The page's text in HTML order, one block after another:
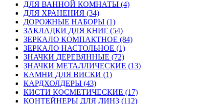
ДЛЯ ВАННОЙ КОМНАТЫ (4)
ДЛЯ ХРАНЕНИЯ (34)
ДОРОЖНЫЕ НАБОРЫ (1)
ЗАКЛАДКИ ДЛЯ КНИГ (54)
ЗЕРКАЛО КОМПАКТНОЕ (84)
ЗЕРКАЛО НАСТОЛЬНОЕ (1)
ЗНАЧКИ ДЕРЕВЯННЫЕ (72)
ЗНАЧКИ МЕТАЛЛИЧЕСКИЕ (13)
КАМНИ ДЛЯ ВИСКИ (1)
КАРДХОЛДЕРЫ (43)
КИСТИ КОСМЕТИЧЕСКИЕ (17)
КОНТЕЙНЕРЫ ДЛЯ ЛИНЗ (112)